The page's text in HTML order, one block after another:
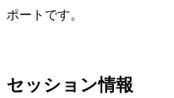
ポートです。
セッション情報